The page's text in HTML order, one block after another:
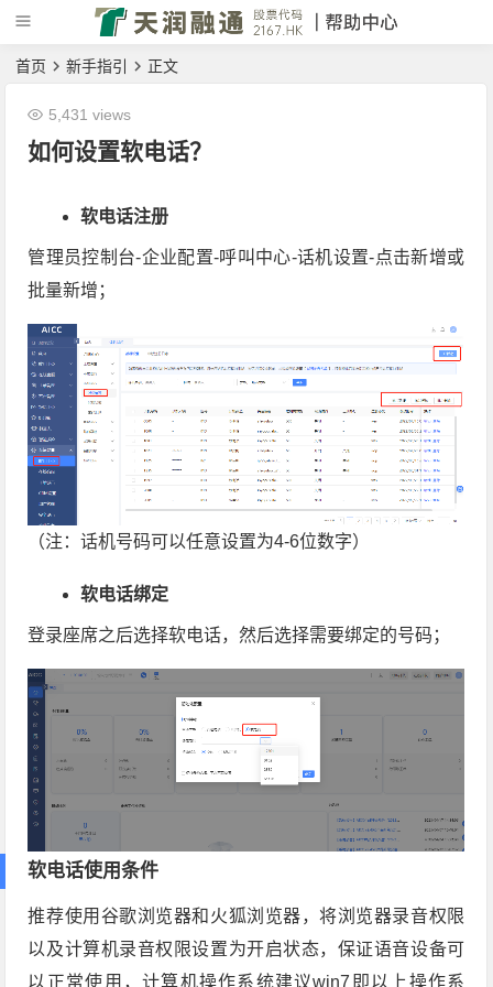
首页 新手指引 正文
如何设置软电话？
5,431 views
软电话注册
管理员控制台-企业配置-呼叫中心-话机设置-点击新增或
批量新增；
（注：话机号码可以任意设置为4-6位数字）
软电话绑定
登录座席之后选择软电话，然后选择需要绑定的号码；
软电话使用条件
推荐使用谷歌浏览器和火狐浏览器，将浏览器录音权限
以及计算机录音权限设置为开启状态，保证语音设备可
以正常使用，计算机操作系统建议win7即以上操作系